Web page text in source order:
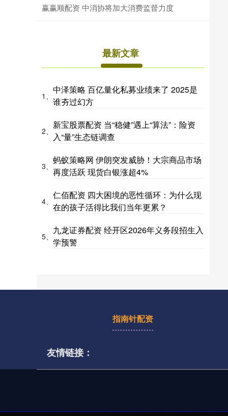
赢赢顺配资 中消协将加大消费监督力度
最新文章
1、
中泽策略 百亿量化私募业绩来了 2025是
谁夯过幻方
2、
新宝股票配资 当“稳健”遇上“算法”：险资
入“量”生态链调查
3、
蚂蚁策略网 伊朗突发威胁！大宗商品市场
再度活跃 现货白银涨超4%
4、
仁佰配资 四大困境的恶性循环：为什么现
在的孩子活得比我们当年更累？
5、
九龙证券配资 经开区2026年义务段招生入
学预警
指南针配资
友情链接：